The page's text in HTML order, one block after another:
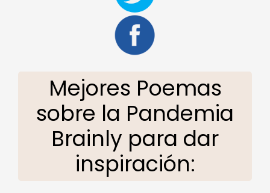
Mejores Poemas
sobre la Pandemia
Brainly para dar
inspiración: